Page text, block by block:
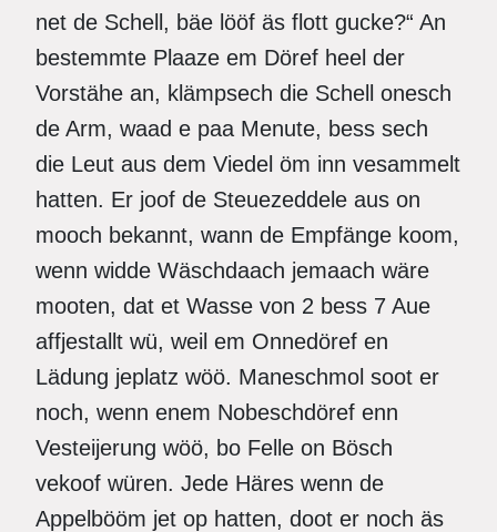
net de Schell, bäe lööf äs flott gucke?“ An
bestemmte Plaaze em Döref heel der
Vorstähe an, klämpsech die Schell onesch
de Arm, waad e paa Menute, bess sech
die Leut aus dem Viedel öm inn vesammelt
hatten. Er joof de Steuezeddele aus on
mooch bekannt, wann de Empfänge koom,
wenn widde Wäschdaach jemaach wäre
mooten, dat et Wasse von 2 bess 7 Aue
affjestallt wü, weil em Onnedöref en
Lädung jeplatz wöö. Maneschmol soot er
noch, wenn enem Nobeschdöref enn
Vesteijerung wöö, bo Felle on Bösch
vekoof würen. Jede Häres wenn de
Appelbööm jet op hatten, doot er noch äs